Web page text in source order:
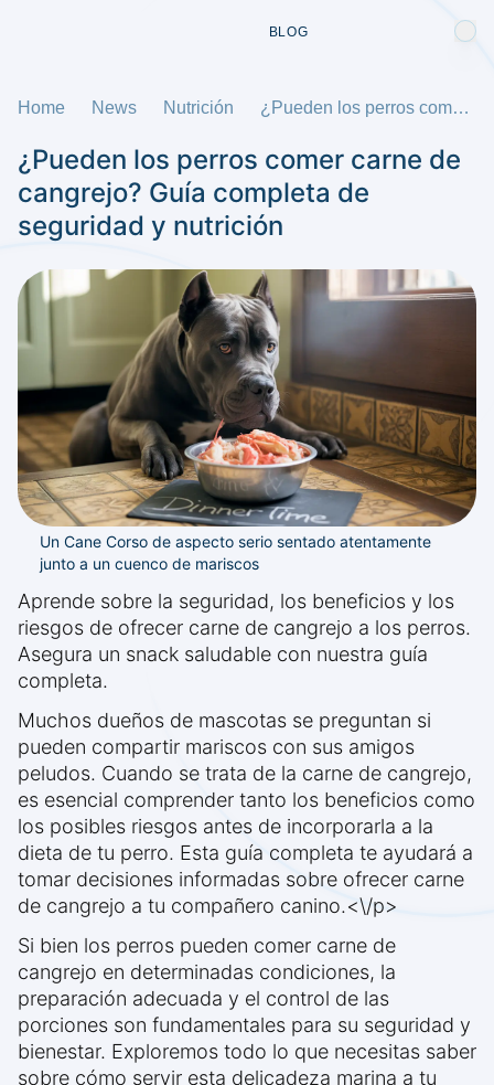
BLOG
Home News Nutrición ¿Pueden los perros comer carne de cangrejo? Guía completa de seguridad y nutrición
¿Pueden los perros comer carne de
cangrejo? Guía completa de
seguridad y nutrición
Un Cane Corso de aspecto serio sentado atentamente
junto a un cuenco de mariscos
Aprende sobre la seguridad, los beneficios y los
riesgos de ofrecer carne de cangrejo a los perros.
Asegura un snack saludable con nuestra guía
completa.
Muchos dueños de mascotas se preguntan si
pueden compartir mariscos con sus amigos
peludos. Cuando se trata de la carne de cangrejo,
es esencial comprender tanto los beneficios como
los posibles riesgos antes de incorporarla a la
dieta de tu perro. Esta guía completa te ayudará a
tomar decisiones informadas sobre ofrecer carne
de cangrejo a tu compañero canino.<\/p>
Si bien los perros pueden comer carne de
cangrejo en determinadas condiciones, la
preparación adecuada y el control de las
porciones son fundamentales para su seguridad y
bienestar. Exploremos todo lo que necesitas saber
sobre cómo servir esta delicadeza marina a tu